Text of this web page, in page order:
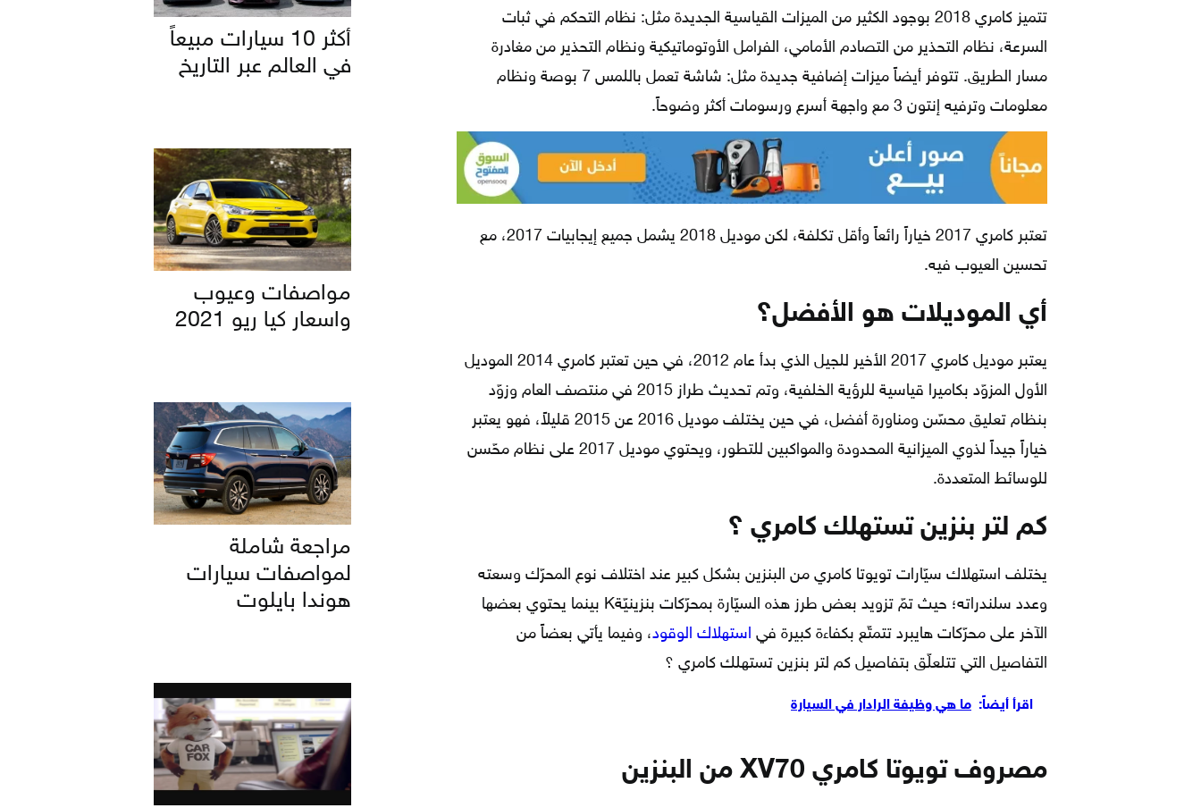
تتميز كامري 2018 بوجود الكثير من الميزات القياسية الجديدة مثل: نظام التحكم في ثبات
السرعة، نظام التحذير من التصادم الأمامي، الفرامل الأوتوماتيكية ونظام التحذير من مغادرة
مسار الطريق. تتوفر أيضاً ميزات إضافية جديدة مثل: شاشة تعمل باللمس 7 بوصة ونظام
معلومات وترفيه إنتون 3 مع واجهة أسرع ورسومات أكثر وضوحاً.
تعتبر كامري 2017 خياراً رائعاً وأقل تكلفة، لكن موديل 2018 يشمل جميع إيجابيات 2017، مع
تحسين العيوب فيه.
أي الموديلات هو الأفضل؟
يعتبر موديل كامري 2017 الأخير للجيل الذي بدأ عام 2012، في حين تعتبر كامري 2014 الموديل
الأول المزوّد بكاميرا قياسية للرؤية الخلفية، وتم تحديث طراز 2015 في منتصف العام وزوّد
بنظام تعليق محسّن ومناورة أفضل، في حين يختلف موديل 2016 عن 2015 قليلاً، فهو يعتبر
خياراً جيداً لذوي الميزانية المحدودة والمواكبين للتطور، ويحتوي موديل 2017 على نظام محّسن
للوسائط المتعددة.
كم لتر بنزين تستهلك كامري ؟
يختلف استهلاك سيّارات تويوتا كامري من البنزين بشكل كبير عند اختلاف نوع المحرّك وسعته
وعدد سلندراته؛ حيث تمّ تزويد بعض طرز هذه السيّارة بمحرّكات بنزينيّةK بينما يحتوي بعضها
الآخر على محرّكات هايبرد تتمتّع بكفاءة كبيرة في استهلاك الوقود، وفيما يأتي بعضاً من
التفاصيل التي تتلعلّق بتفاصيل كم لتر بنزين تستهلك كامري ؟
اقرأ أيضاً: ما هي وظيفة الرادار في السيارة
مصروف تويوتا كامري XV70 من البنزين
أكثر 10 سيارات مبيعاً
في العالم عبر التاريخ
مواصفات وعيوب
واسعار كيا ريو 2021
مراجعة شاملة
لمواصفات سيارات
هوندا بايلوت